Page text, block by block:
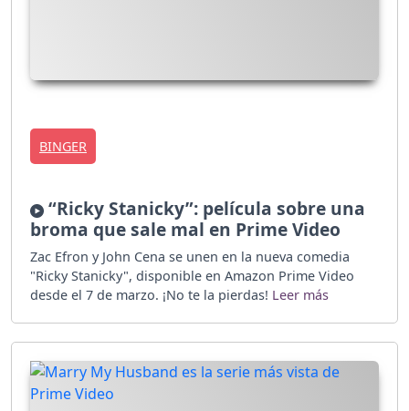
BINGER
“Ricky Stanicky”: película sobre una
broma que sale mal en Prime Video
Zac Efron y John Cena se unen en la nueva comedia
"Ricky Stanicky", disponible en Amazon Prime Video
desde el 7 de marzo. ¡No te la pierdas!